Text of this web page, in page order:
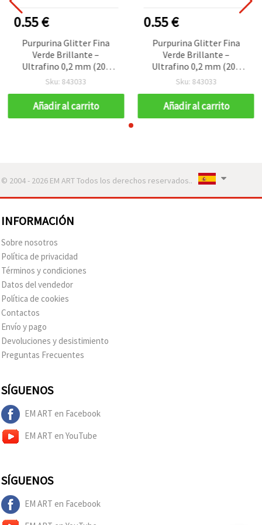
0.55 €
Purpurina Glitter Fina
Verde Brillante –
Ultrafino 0,2 mm (200
micras), 3 ml (~3 g) para
nail art
Sku: 843033
Añadir al carrito
0.55 €
Purpurina Glitter Fina
Verde Brillante –
Ultrafino 0,2 mm (200
micras), 3 ml (~3 g) para
nail art
Sku: 843033
Añadir al carrito
© 2004 - 2026 EM ART Todos los derechos reservados..
INFORMACIÓN
Sobre nosotros
Política de privacidad
Términos y condiciones
Datos del vendedor
Política de cookies
Contactos
Envío y pago
Devoluciones y desistimiento
Preguntas Frecuentes
SÍGUENOS
EM ART en Facebook
EM ART en YouTube
SÍGUENOS
EM ART en Facebook